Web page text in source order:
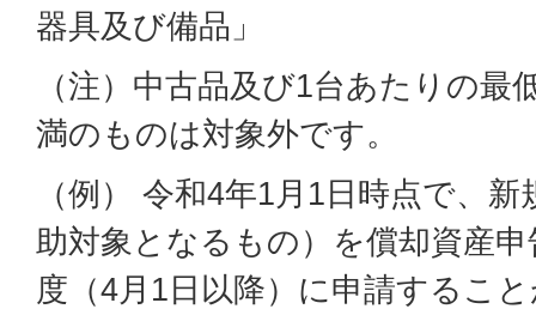
器具及び備品」
（注）中古品及び1台あたりの最
満のものは対象外です。
（例） 令和4年1月1日時点で、
助対象となるもの）を償却資産
度（4月1日以降）に申請するこ